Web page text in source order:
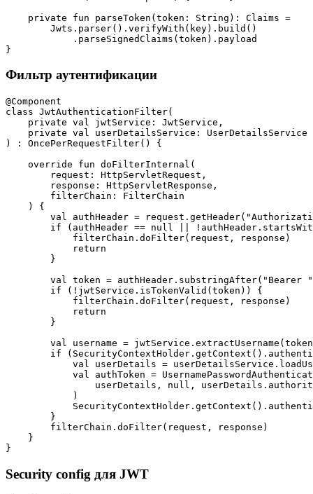
    private fun parseToken(token: String): Claims =
        Jwts.parser().verifyWith(key).build()
            .parseSignedClaims(token).payload
Фильтр аутентификации
@Component
class JwtAuthenticationFilter(
    private val jwtService: JwtService,
    private val userDetailsService: UserDetailsService
) : OncePerRequestFilter() {
    override fun doFilterInternal(
        request: HttpServletRequest,
        response: HttpServletResponse,
        filterChain: FilterChain
    ) {
val authHeader =
if (authHeader == null ||
            filterChain.doFilter(request, response)
            return
        }
val token = authHeader.substringAfter("Bearer
        if (!jwtService.isTokenValid(token)) {
            filterChain.doFilter(request, response)
            return
        }
val username =
if
val userDetails =
val authToken =
userDetails, null,
            )
        }
        filterChain.doFilter(request, response)
    }
Security config для JWT